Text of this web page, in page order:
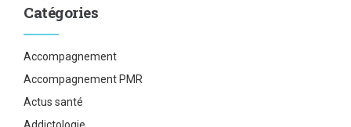
Catégories
Accompagnement
Accompagnement PMR
Actus santé